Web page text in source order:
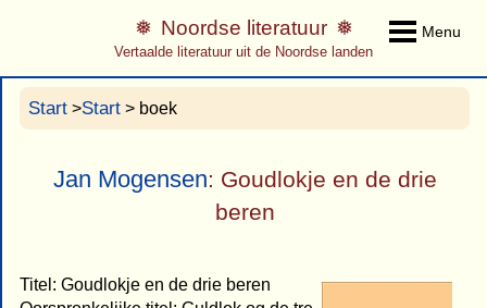
Menu
Noordse literatuur
Vertaalde literatuur uit de Noordse landen
Start >Start > boek
Jan Mogensen: Goudlokje en de drie
beren
Titel: Goudlokje en de drie beren